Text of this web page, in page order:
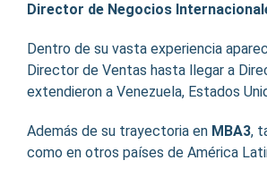
Director de Negocios
Dentro de su vasta experiencia
Director de Ventas hasta llegar a
extendieron a Venezuela, Estados
Además de su trayectoria en MBA3,
como en otros países de América